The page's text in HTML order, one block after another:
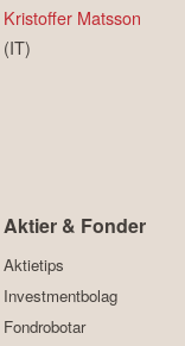
Kristoffer Matsson
(IT)
Aktier & Fonder
Aktietips
Investmentbolag
Fondrobotar